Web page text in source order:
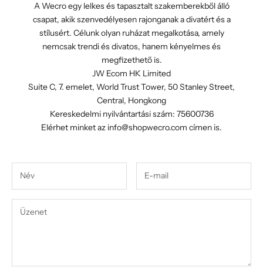
A Wecro egy lelkes és tapasztalt szakemberekből álló
csapat, akik szenvedélyesen rajonganak a divatért és a
stílusért. Célunk olyan ruházat megalkotása, amely
nemcsak trendi és divatos, hanem kényelmes és
megfizethető is.
JW Ecom HK Limited
Suite C, 7. emelet, World Trust Tower, 50 Stanley Street,
Central, Hongkong
Kereskedelmi nyilvántartási szám: 75600736
Elérhet minket az info@shopwecro.com címen is.